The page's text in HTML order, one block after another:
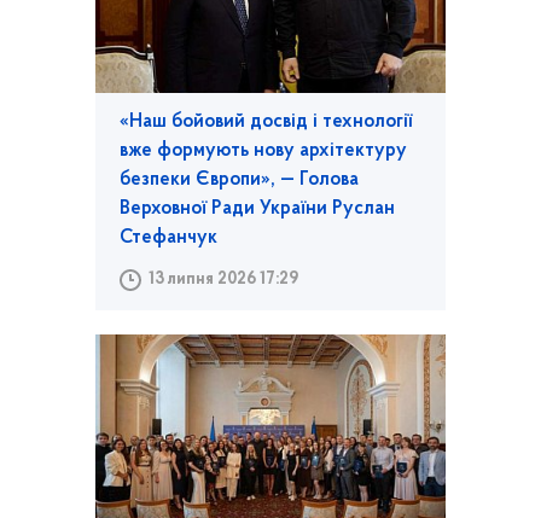
«Наш бойовий досвід і технології
вже формують нову архітектуру
безпеки Європи», — Голова
Верховної Ради України Руслан
Стефанчук
13 липня 2026 17:29